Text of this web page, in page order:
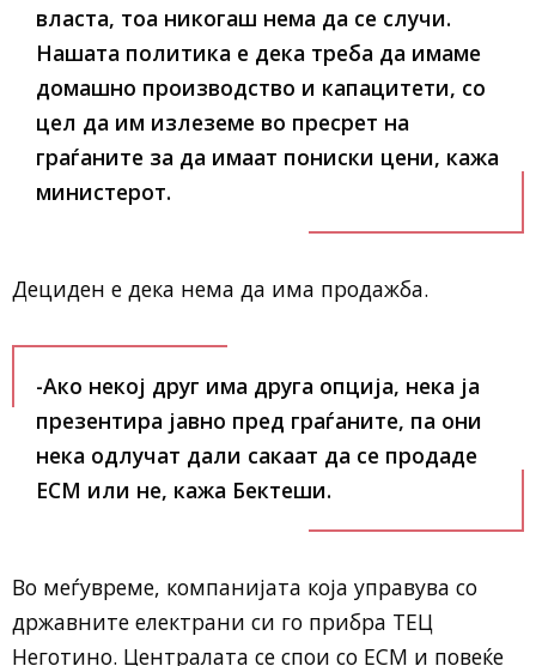
власта, тоа никогаш нема да се случи.
Нашата политика е дека треба да имаме
домашно производство и капацитети, со
цел да им излеземе во пресрет на
граѓаните за да имаат пониски цени, кажа
министерот.
Дециден е дека нема да има продажба.
-Ако некој друг има друга опција, нека ја
презентира јавно пред граѓаните, па они
нека одлучат дали сакаат да се продаде
ЕСМ или не, кажа Бектеши.
Во меѓувреме, компанијата која управува со
државните електрани си го прибра ТЕЦ
Неготино. Централата се спои со ЕСМ и повеќе